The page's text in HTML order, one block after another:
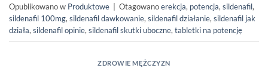
Opublikowano w Produktowe Otagowanoerekcja, potencja,sildenafil,
sildenafil 100mg,sildenafil dawkowanie,sildenafil działanie,sildenafil jak
działa,sildenafil opinie,sildenafil skutki uboczne,tabletki na potencję
ZDROWIE MĘŻCZYZN